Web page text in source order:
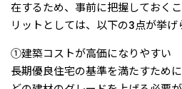
在するため、事前に把握しておく
リットとしては、以下の3点が挙げ
①建築コストが高価になりやすい
長期優良住宅の基準を満たすため